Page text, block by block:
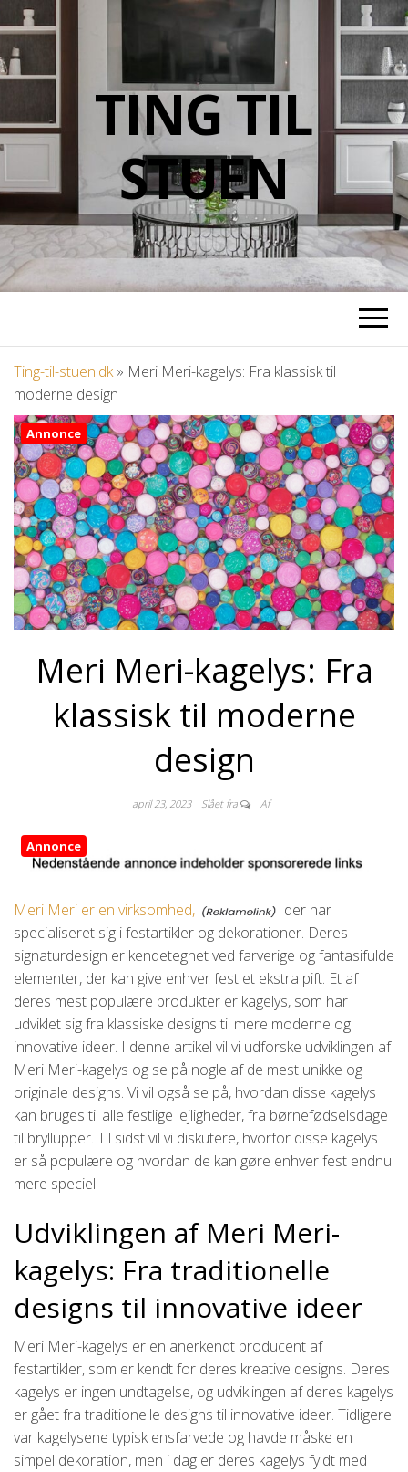
TING TIL
STUEN
Ting-til-stuen.dk» Meri Meri-kagelys: Fra klassisk til
moderne design
Annonce
Meri Meri-kagelys: Fra
klassisk til moderne
design
april 23, 2023 Slået fra Af
Annonce
Meri Meri er en virksomhed,
der har
specialiseret sig i festartikler og dekorationer. Deres
signaturdesign er kendetegnet ved farverige og fantasifulde
elementer, der kan give enhver fest et ekstra pift. Et af
deres mest populære produkter er kagelys, som har
udviklet sig fra klassiske designs til mere moderne og
innovative ideer. I denne artikel vil vi udforske udviklingen af
Meri Meri-kagelys og se på nogle af de mest unikke og
originale designs. Vi vil også se på, hvordan disse kagelys
kan bruges til alle festlige lejligheder, fra børnefødselsdage
til bryllupper. Til sidst vil vi diskutere, hvorfor disse kagelys
er så populære og hvordan de kan gøre enhver fest endnu
mere speciel.
Udviklingen af Meri Meri-
kagelys: Fra traditionelle
designs til innovative ideer
Meri Meri-kagelys er en anerkendt producent af
festartikler, som er kendt for deres kreative designs. Deres
kagelys er ingen undtagelse, og udviklingen af deres kagelys
er gået fra traditionelle designs til innovative ideer. Tidligere
var kagelysene typisk ensfarvede og havde måske en
simpel dekoration, men i dag er deres kagelys fyldt med